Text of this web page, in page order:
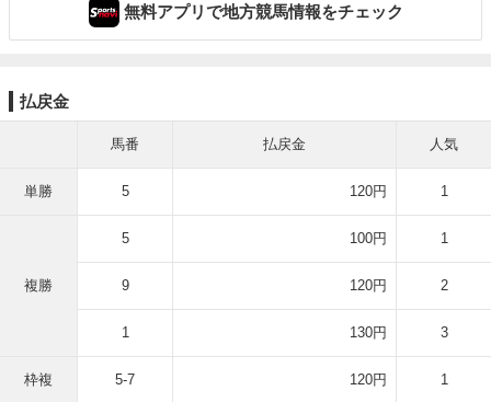
無料アプリで地方競馬情報をチェック
払戻金
馬番 払戻金 人気
単勝 5 120円 1
複勝
5 100円 1
9 120円 2
1 130円 3
枠複 5-7 120円 1